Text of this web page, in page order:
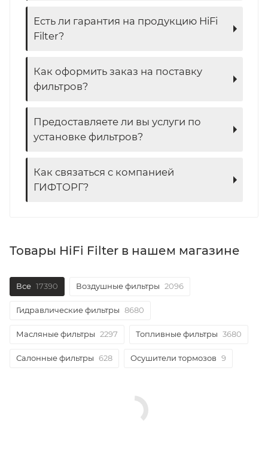
Есть ли гарантия на продукцию HiFi
Filter?
Как оформить заказ на поставку
фильтров?
Предоставляете ли вы услуги по
установке фильтров?
Как связаться с компанией
ГИФТОРГ?
Товары HiFi Filter в нашем магазине
Все 17390 Воздушные фильтры 2096
Гидравлические фильтры 8680
Масляные фильтры 2297 Топливные фильтры 3680
Салонные фильтры 628 Осушители тормозов 9